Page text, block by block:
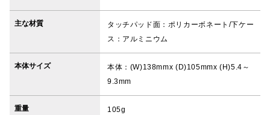
主な材質
タッチパッド面：ポリカーボネート/下ケー
ス：アルミニウム
本体サイズ
本体：(W)138mmx (D)105mmx (H)5.4～
9.3mm
重量 105g